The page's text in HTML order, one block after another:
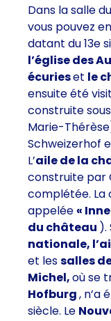
Dans la salle
vous pouvez
datant du 13e
l’église des
écurieset le
ensuite été
construite
Marie-
Schweizerhof
L’aile de la
construite par
complétée. La
appelée «
du château ).
nationale,
et lessalles
Michel,où se
Hofburg, n’a
siècle. Le